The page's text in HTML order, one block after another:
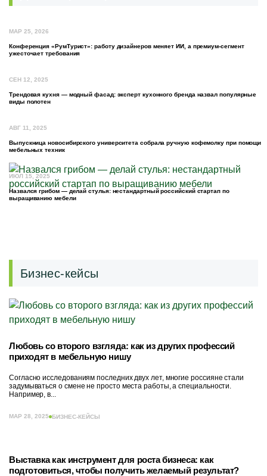
МАР 25, 2026
Конференция «РумТурист»: работу дизайнеров меняет ИИ, а премиум-сегмент
ужесточает требования
СЕН 12, 2025
Трендовая кухня — модный фасад: эксперт кухонного бренда назвал популярные
виды полотен
АВГ 11, 2025
Выпускница новосибирского университета собрала ручную кофемолку при помощи
мебельных техник
ИЮЛ 15, 2025
Назвался грибом — делай стулья: нестандартный российский стартап по
выращиванию мебели
Бизнес-кейсы
Любовь со второго взгляда: как из других профессий
приходят в мебельную нишу
Согласно исследованиям последних двух лет, многие россияне стали
задумываться о смене не просто места работы, а специальности.
Например, в...
МАР 28, 2025 БИЗНЕС-КЕЙСЫ
Выставка как инструмент для роста бизнеса: как
подготовиться, чтобы получить желаемый результат?